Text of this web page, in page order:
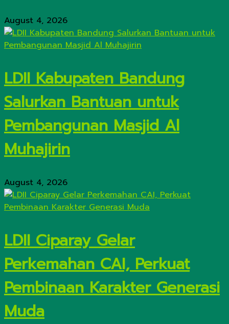
August 4, 2026
LDII Kabupaten Bandung
Salurkan Bantuan untuk
Pembangunan Masjid Al
Muhajirin
August 4, 2026
LDII Ciparay Gelar
Perkemahan CAI, Perkuat
Pembinaan Karakter Generasi
Muda